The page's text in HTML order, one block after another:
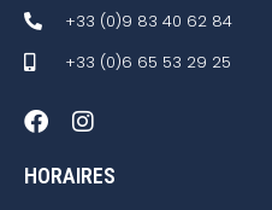
+33 (0)9 83 40 62 84
+33 (0)6 65 53 29 25
HORAIRES